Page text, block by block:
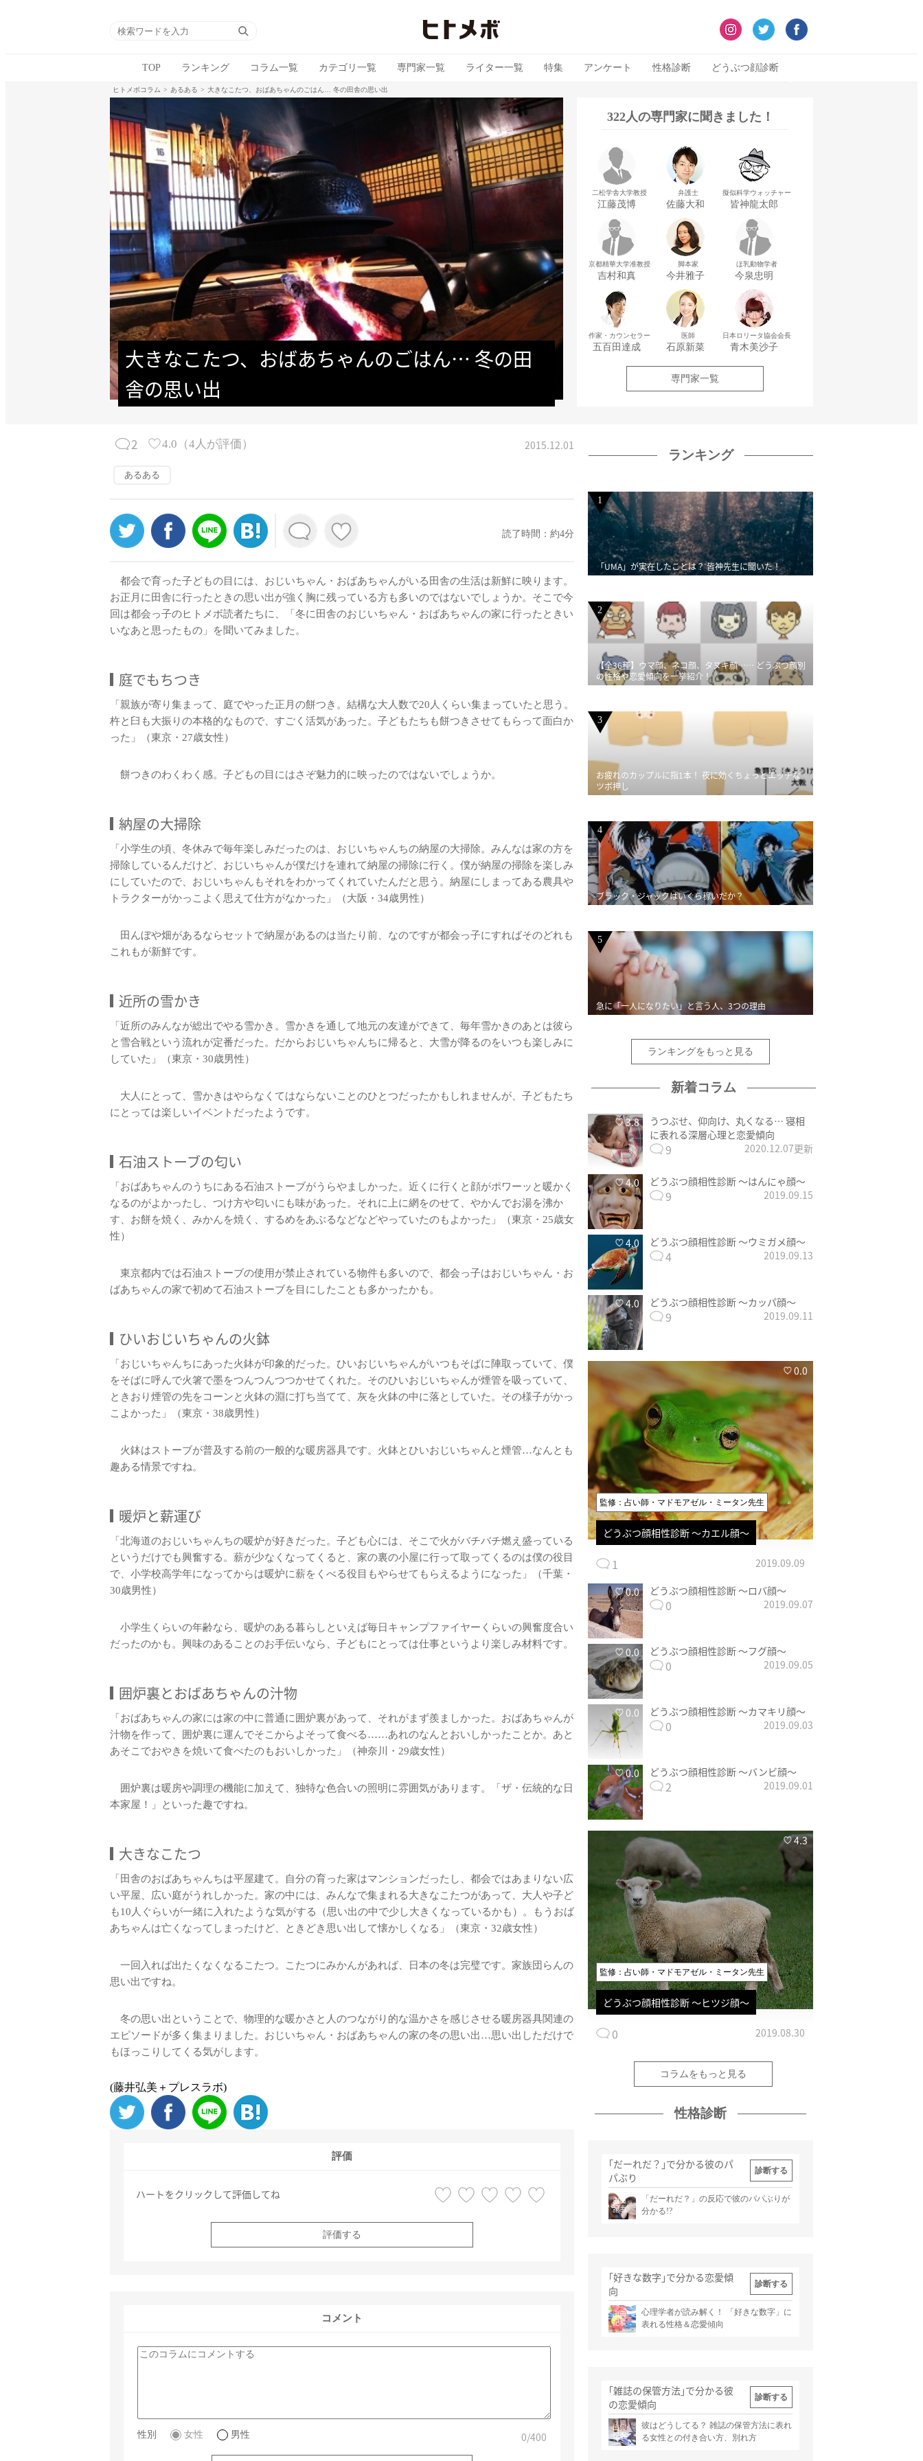
TOP ランキング コラム一覧 カテゴリ一覧 専門家一覧 ライター一覧 特集 アンケート 性格診断 どうぶつ顔診断
ヒトメボコラム あるある 大きなこたつ、おばあちゃんのごはん… 冬の田舎の思い出
大きなこたつ、おばあちゃんのごはん… 冬の田
舎の思い出
322人の専門家に聞きました！
二松学舎大学教授
江藤茂博
弁護士
佐藤大和
擬似科学ウォッチャー
皆神龍太郎
京都精華大学准教授
吉村和真
脚本家
今井雅子
ほ乳動物学者
今泉忠明
作家・カウンセラー
五百田達成
医師
石原新菜
日本ロリータ協会会長
青木美沙子
専門家一覧
2 4.0 （4 人が評価） 2015.12.01
あるある
読了時間：約4分
都会で育った子どもの目には、おじいちゃん・おばあちゃんがいる田舎の生活は新鮮に映ります。
お正月に田舎に行ったときの思い出が強く胸に残っている方も多いのではないでしょうか。そこで今
回は都会っ子のヒトメボ読者たちに、「冬に田舎のおじいちゃん・おばあちゃんの家に行ったときい
いなあと思ったもの」を聞いてみました。
庭でもちつき
「親族が寄り集まって、庭でやった正月の餅つき。結構な大人数で20人くらい集まっていたと思う。
杵と臼も大振りの本格的なもので、すごく活気があった。子どもたちも餅つきさせてもらって面白か
った」（東京・27歳女性）
餅つきのわくわく感。子どもの目にはさぞ魅力的に映ったのではないでしょうか。
納屋の大掃除
「小学生の頃、冬休みで毎年楽しみだったのは、おじいちゃんちの納屋の大掃除。みんなは家の方を
掃除しているんだけど、おじいちゃんが僕だけを連れて納屋の掃除に行く。僕が納屋の掃除を楽しみ
にしていたので、おじいちゃんもそれをわかってくれていたんだと思う。納屋にしまってある農具や
トラクターがかっこよく思えて仕方がなかった」（大阪・34歳男性）
田んぼや畑があるならセットで納屋があるのは当たり前、なのですが都会っ子にすればそのどれも
これもが新鮮です。
近所の雪かき
「近所のみんなが総出でやる雪かき。雪かきを通して地元の友達ができて、毎年雪かきのあとは彼ら
と雪合戦という流れが定番だった。だからおじいちゃんちに帰ると、大雪が降るのをいつも楽しみに
していた」（東京・30歳男性）
大人にとって、雪かきはやらなくてはならないことのひとつだったかもしれませんが、子どもたち
にとっては楽しいイベントだったようです。
石油ストーブの匂い
「おばあちゃんのうちにある石油ストーブがうらやましかった。近くに行くと顔がポワーッと暖かく
なるのがよかったし、つけ方や匂いにも味があった。それに上に網をのせて、やかんでお湯を沸か
す、お餅を焼く、みかんを焼く、するめをあぶるなどなどやっていたのもよかった」（東京・25歳女
性）
東京都内では石油ストーブの使用が禁止されている物件も多いので、都会っ子はおじいちゃん・お
ばあちゃんの家で初めて石油ストーブを目にしたことも多かったかも。
ひいおじいちゃんの火鉢
「おじいちゃんちにあった火鉢が印象的だった。ひいおじいちゃんがいつもそばに陣取っていて、僕
をそばに呼んで火箸で墨をつんつんつつかせてくれた。そのひいおじいちゃんが煙管を吸っていて、
ときおり煙管の先をコーンと火鉢の淵に打ち当てて、灰を火鉢の中に落としていた。その様子がかっ
こよかった」（東京・38歳男性）
火鉢はストーブが普及する前の一般的な暖房器具です。火鉢とひいおじいちゃんと煙管…なんとも
趣ある情景ですね。
暖炉と薪運び
「北海道のおじいちゃんちの暖炉が好きだった。子ども心には、そこで火がバチバチ燃え盛っている
というだけでも興奮する。薪が少なくなってくると、家の裏の小屋に行って取ってくるのは僕の役目
で、小学校高学年になってからは暖炉に薪をくべる役目もやらせてもらえるようになった」（千葉・
30歳男性）
小学生くらいの年齢なら、暖炉のある暮らしといえば毎日キャンプファイヤーくらいの興奮度合い
だったのかも。興味のあることのお手伝いなら、子どもにとっては仕事というより楽しみ材料です。
囲炉裏とおばあちゃんの汁物
「おばあちゃんの家には家の中に普通に囲炉裏があって、それがまず羨ましかった。おばあちゃんが
汁物を作って、囲炉裏に運んでそこからよそって食べる……あれのなんとおいしかったことか。あと
あそこでおやきを焼いて食べたのもおいしかった」（神奈川・29歳女性）
囲炉裏は暖房や調理の機能に加えて、独特な色合いの照明に雰囲気があります。「ザ・伝統的な日
本家屋！」といった趣ですね。
大きなこたつ
「田舎のおばあちゃんちは平屋建て。自分の育った家はマンションだったし、都会ではあまりない広
い平屋、広い庭がうれしかった。家の中には、みんなで集まれる大きなこたつがあって、大人や子ど
も10人ぐらいが一緒に入れたような気がする（思い出の中で少し大きくなっているかも）。もうおば
あちゃんは亡くなってしまったけど、ときどき思い出して懐かしくなる」（東京・32歳女性）
一回入れば出たくなくなるこたつ。こたつにみかんがあれば、日本の冬は完璧です。家族団らんの
思い出ですね。
冬の思い出ということで、物理的な暖かさと人のつながり的な温かさを感じさせる暖房器具関連の
エピソードが多く集まりました。おじいちゃん・おばあちゃんの家の冬の思い出…思い出しただけで
もほっこりしてくる気がします。
(藤井弘美＋プレスラボ)
評価
ハートをクリックして評価してね
評価する
コメント
性別 女性 男性 0/400
ランキング
1
「UMA」が実在したことは？ 皆神先生に聞いた！
2
【全36種】ウマ顔、ネコ顔、タヌキ顔…… どうぶつ顔別
の性格や恋愛傾向を一挙紹介！
3
お疲れのカップルに指1本！ 夜に効くちょっとエッチな
ツボ押し
4
ブラック・ジャックはいくら稼いだか？
5
急に「一人になりたい」と言う人、3つの理由
ランキングをもっと見る
新着コラム
3.8
うつぶせ、仰向け、丸くなる… 寝相
に表れる深層心理と恋愛傾向
9 2020.12.07更新
4.0 どうぶつ顔相性診断 〜はんにゃ顔〜
9 2019.09.15
4.0 どうぶつ顔相性診断 〜ウミガメ顔〜
4 2019.09.13
4.0 どうぶつ顔相性診断 〜カッパ顔〜
9 2019.09.11
0.0
監修：占い師・マドモアゼル・ミータン先生
どうぶつ顔相性診断 〜カエル顔〜
1 2019.09.09
0.0 どうぶつ顔相性診断 〜ロバ顔〜
0 2019.09.07
0.0 どうぶつ顔相性診断 〜フグ顔〜
0 2019.09.05
0.0 どうぶつ顔相性診断 〜カマキリ顔〜
0 2019.09.03
0.0 どうぶつ顔相性診断 〜バンビ顔〜
2 2019.09.01
4.3
監修：占い師・マドモアゼル・ミータン先生
どうぶつ顔相性診断 〜ヒツジ顔〜
0 2019.08.30
コラムをもっと見る
性格診断
｢だーれだ？｣で分かる彼のパ
パぶり
診断する
出典
記事
「だーれだ？」の反応で彼のパパぶりが
分かる!?
｢好きな数字｣で分かる恋愛傾
向
診断する
出典
記事
心理学者が読み解く！ 「好きな数字」に
表れる性格＆恋愛傾向
｢雑誌の保管方法｣で分かる彼
の恋愛傾向
診断する
出典
記事
彼はどうしてる？ 雑誌の保管方法に表れ
る女性との付き合い方、別れ方